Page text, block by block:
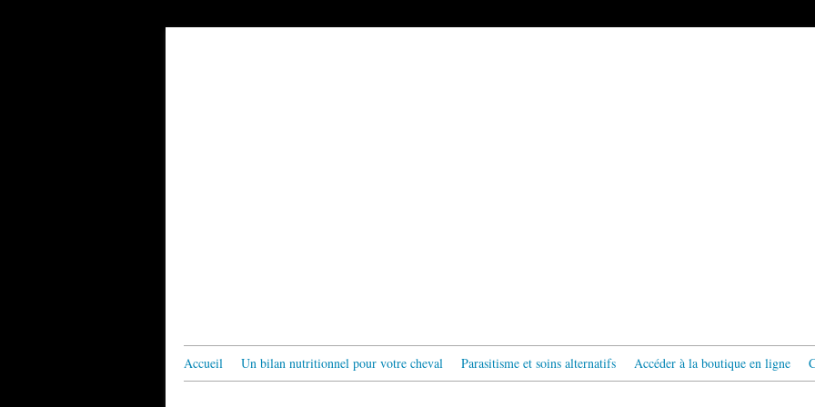
Accueil Un bilan nutritionnel pour votre cheval Parasitisme et soins alternatifs Accéder à la boutique en ligne